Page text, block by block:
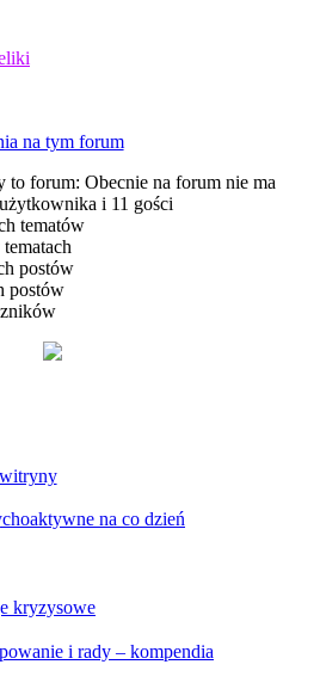
na tym forum
forum: Obecnie na forum nie ma
i 11 gości
tematów
postów
postów
na co dzień
i rady – kompendia